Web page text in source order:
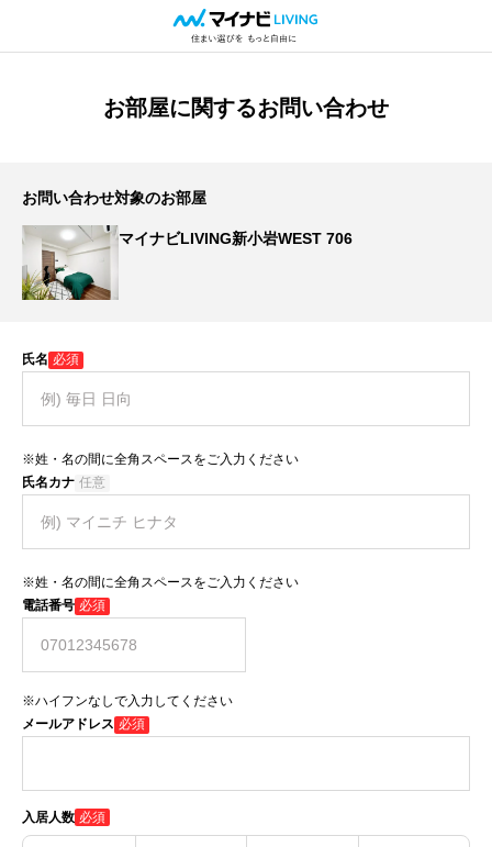
お部屋に関するお問い合わせ
お問い合わせ対象のお部屋
マイナビLIVING新小岩WEST 706
氏名 必須
※姓・名の間に全角スペースをご入力ください
氏名カナ 任意
※姓・名の間に全角スペースをご入力ください
電話番号 必須
※ハイフンなしで入力してください
メールアドレス 必須
入居人数 必須